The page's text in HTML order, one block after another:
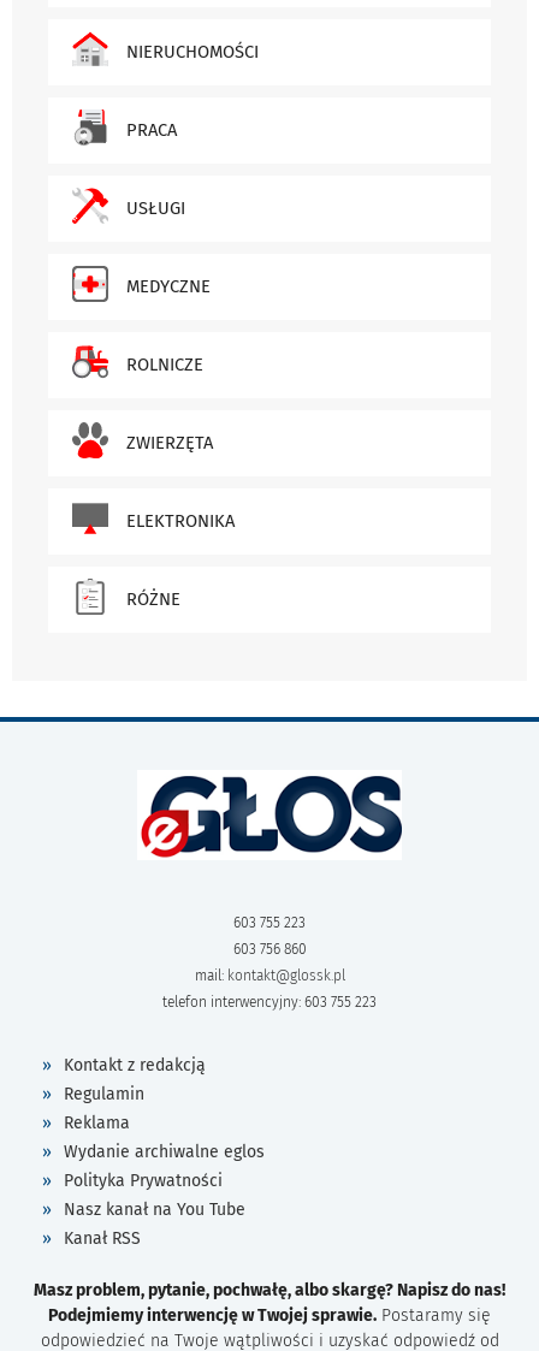
NIERUCHOMOŚCI
PRACA
USŁUGI
MEDYCZNE
ROLNICZE
ZWIERZĘTA
ELEKTRONIKA
RÓŻNE
603 755 223
603 756 860
mail: kontakt@glossk.pl
telefon interwencyjny: 603 755 223
Kontakt z redakcją
Regulamin
Reklama
Wydanie archiwalne eglos
Polityka Prywatności
Nasz kanał na You Tube
Kanał RSS
Masz problem, pytanie, pochwałę, albo skargę? Napisz do nas!
Podejmiemy interwencję w Twojej sprawie. Postaramy się
odpowiedzieć na Twoje wątpliwości i uzyskać odpowiedź od